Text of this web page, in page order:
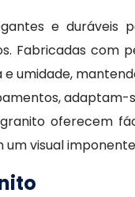
e duráveis
Fabricadas com
umidade,
oferecem
visual